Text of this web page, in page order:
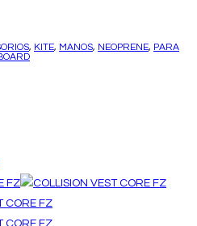
, KITE, MANOS, NEOPRENE, PARA